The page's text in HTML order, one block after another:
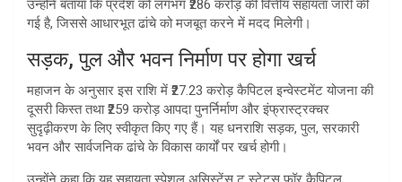
उन्होंने बताया कि प्रदेश को लगभग ₹286 करोड़ की वित्तीय सहायता जारी की
गई है, जिससे आधारभूत ढांचे को मजबूत करने में मदद मिलेगी।
सड़क, पुल और भवन निर्माण पर होगा खर्च
महाजन के अनुसार इस राशि में ₹27.23 करोड़ कैपिटल इन्वेस्टमेंट योजना की
दूसरी किस्त तथा ₹259 करोड़ आपदा पुनर्निर्माण और इंफ्रास्ट्रक्चर
सुदृढ़ीकरण के लिए स्वीकृत किए गए हैं। यह धनराशि सड़क, पुल, सरकारी
भवन और सार्वजनिक ढांचे के विकास कार्यों पर खर्च होगी।